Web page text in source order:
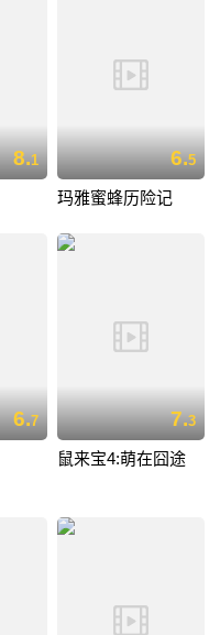
8.1 6.5
玛雅蜜蜂历险记
6.7 7.3
鼠来宝4:萌在囧途